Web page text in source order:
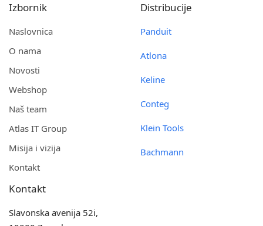
Izbornik
Naslovnica
O nama
Novosti
Webshop
Naš team
Atlas IT Group
Misija i vizija
Kontakt
Distribucije
Panduit
Atlona
Keline
Conteg
Klein Tools
Bachmann
Kontakt
Slavonska avenija 52i,